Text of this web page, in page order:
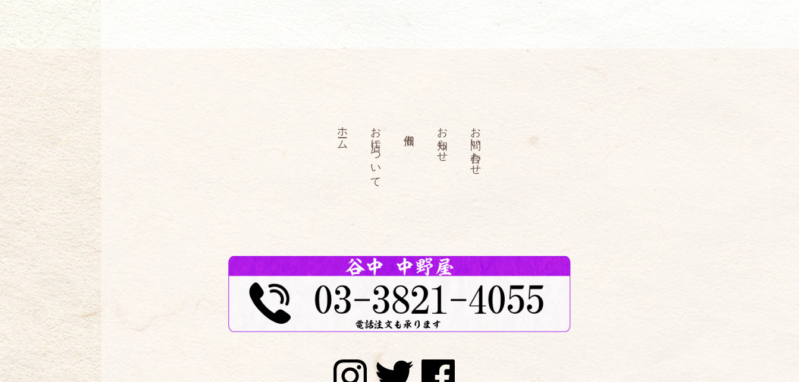
ホーム お店について お知らせ お問い合わせ